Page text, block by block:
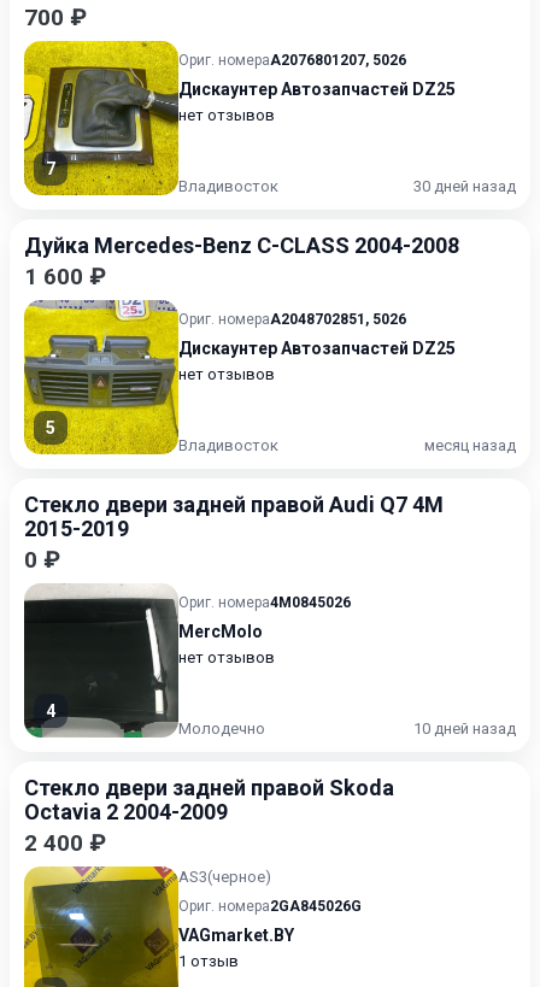
700 ₽
7
Ориг. номераA2076801207, 5026
Дискаунтер Автозапчастей DZ25
нет отзывов
Владивосток 30 дней назад
Дуйка Mercedes-Benz C-CLASS 2004-2008
1 600 ₽
5
Ориг. номераA2048702851 , 5026
Дискаунтер Автозапчастей DZ25
нет отзывов
Владивосток месяц назад
Стекло двери задней правой Audi Q7 4M
2015-2019
0 ₽
4
Ориг. номера4M0845026
MercMolo
нет отзывов
Молодечно 10 дней назад
Стекло двери задней правой Skoda
Octavia 2 2004-2009
2 400 ₽
AS3(черное)
Ориг. номера2GA845026G
VAGmarket.BY
1 отзыв